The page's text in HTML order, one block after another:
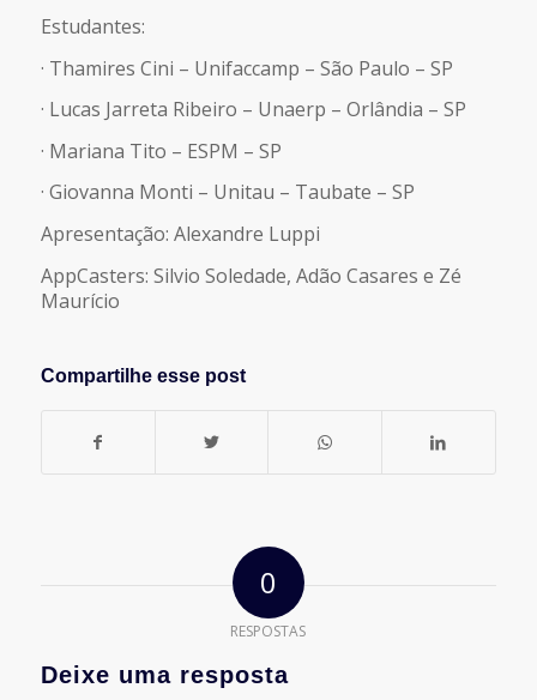
Estudantes:
· Thamires Cini – Unifaccamp – São Paulo – SP
· Lucas Jarreta Ribeiro – Unaerp – Orlândia – SP
· Mariana Tito – ESPM – SP
· Giovanna Monti – Unitau – Taubate – SP
Apresentação: Alexandre Luppi
AppCasters: Silvio Soledade, Adão Casares e Zé
Maurício
Compartilhe esse post
0
RESPOSTAS
Deixe uma resposta